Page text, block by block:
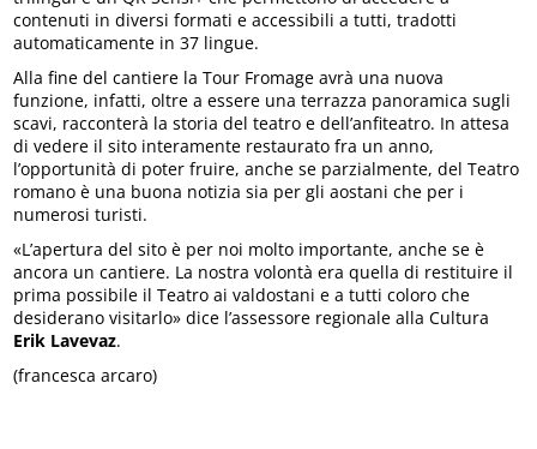
contenuti in diversi formati e accessibili a tutti, tradotti
automaticamente in 37 lingue.
Alla fine del cantiere la Tour Fromage avrà una nuova
funzione, infatti, oltre a essere una terrazza panoramica sugli
scavi, racconterà la storia del teatro e dell’anfiteatro. In attesa
di vedere il sito interamente restaurato fra un anno,
l’opportunità di poter fruire, anche se parzialmente, del Teatro
romano è una buona notizia sia per gli aostani che per i
numerosi turisti.
«L’apertura del sito è per noi molto importante, anche se è
ancora un cantiere. La nostra volontà era quella di restituire il
prima possibile il Teatro ai valdostani e a tutti coloro che
desiderano visitarlo» dice l’assessore regionale alla Cultura
Erik Lavevaz.
(francesca arcaro)